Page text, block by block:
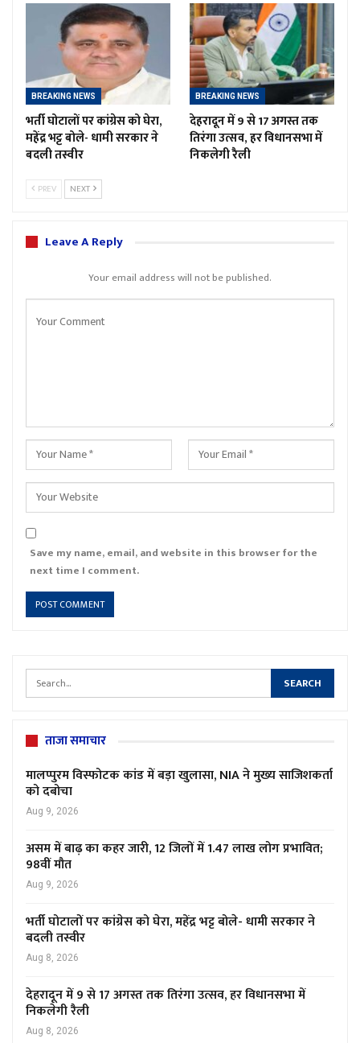
BREAKING NEWS
भर्ती घोटालों पर कांग्रेस को घेरा,
महेंद्र भट्ट बोले- धामी सरकार ने
बदली तस्वीर
BREAKING NEWS
देहरादून में 9 से 17 अगस्त तक
तिरंगा उत्सव, हर विधानसभा में
निकलेगी रैली
PREV NEXT
Leave A Reply
Your email address will not be published.
Save my name, email, and website in this browser for the
next time I comment.
ताजा समाचार
मालप्पुरम विस्फोटक कांड में बड़ा खुलासा, NIA ने मुख्य साजिशकर्ता
को दबोचा
Aug 9, 2026
असम में बाढ़ का कहर जारी, 12 जिलों में 1.47 लाख लोग प्रभावित;
98वीं मौत
Aug 9, 2026
भर्ती घोटालों पर कांग्रेस को घेरा, महेंद्र भट्ट बोले- धामी सरकार ने
बदली तस्वीर
Aug 8, 2026
देहरादून में 9 से 17 अगस्त तक तिरंगा उत्सव, हर विधानसभा में
निकलेगी रैली
Aug 8, 2026